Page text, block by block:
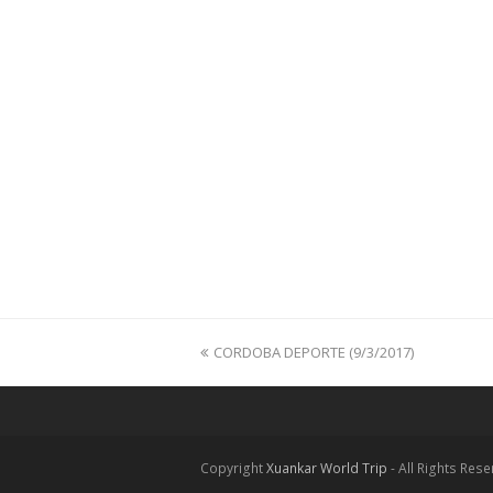
previous
CORDOBA DEPORTE (9/3/2017)
CopyrightXuankar World Trip - All Rights